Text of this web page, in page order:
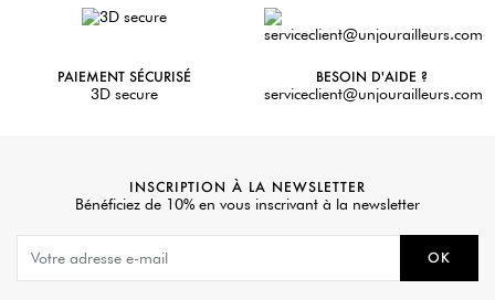
PAIEMENT SÉCURISÉ
3D secure
BESOIN D'AIDE ?
serviceclient@unjourailleurs.com
INSCRIPTION À LA NEWSLETTER
Bénéficiez de 10% en vous inscrivant à la newsletter
OK